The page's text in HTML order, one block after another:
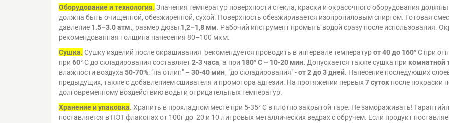
Оборудование и технология. Значения температур поверхности стекла, краски и окрасочного оборудования
должна быть очищенной, обезжиренной, сухой. Поверхность обезжиривается изопропиловым спиртом. Готовая
давление 1.5–3.0 атм., размер дюзы 1,2–1,8 мм. Рабочий инструмент промыть водой сразу после использования.
рекомендованная толщина нанесения 80–100 мкм.
Сушка. Сушку изделий после окрашивания рекомендуется проводить в интервале температур от 40 до 160°С при
при 60°С до складирования составляет2-3 часа, а при 180° С – 10-20 мин. Допускается также сушка при комнатной
влажности воздуха 50-70%: "на отлип" – 30-40 мин, "до складирования" -от 2 до 3 дней. Нанесение последующих
предыдущих, также с добавлением сшивателя и промотора адгезии. На протяжении первых7 суток после покраски
долговременному воздействию воды и отрицательных температур.
Хранение и упаковка. Хранить в прохладном месте при 5-35° С в плотно закрытой таре. Не замораживать!
поставляется в ПЭТ флаконах от 100г до 20 и 10 литровых металлических ведрах с обручем. Если продукт